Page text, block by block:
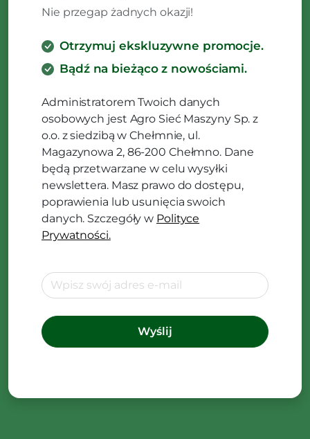
Nie przegap żadnych okazji!
Otrzymuj ekskluzywne promocje.
Bądź na bieżąco z nowościami.
Administratorem Twoich danych
osobowych jest Agro Sieć Maszyny Sp. z
o.o. z siedzibą w Chełmnie, ul.
Magazynowa 2, 86-200 Chełmno. Dane
będą przetwarzane w celu wysyłki
newslettera. Masz prawo do dostępu,
poprawienia lub usunięcia swoich
danych. Szczegóły w Polityce
Prywatności.